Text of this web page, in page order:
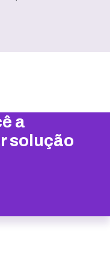
a
solução